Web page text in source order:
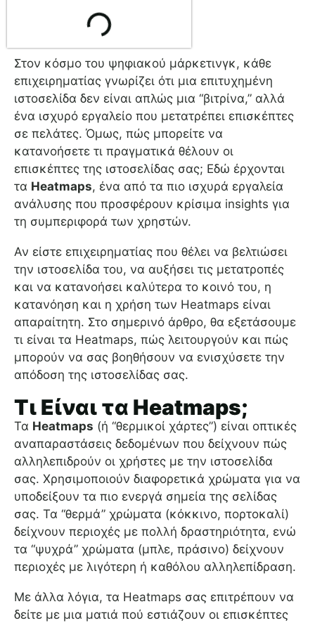
Στον κόσμο του ψηφιακού μάρκετινγκ, κάθε
επιχειρηματίας γνωρίζει ότι μια επιτυχημένη
ιστοσελίδα δεν είναι απλώς μια “βιτρίνα,” αλλά
ένα ισχυρό εργαλείο που μετατρέπει επισκέπτες
σε πελάτες. Όμως, πώς μπορείτε να
κατανοήσετε τι πραγματικά θέλουν οι
επισκέπτες της ιστοσελίδας σας; Εδώ έρχονται
τα Heatmaps, ένα από τα πιο ισχυρά εργαλεία
ανάλυσης που προσφέρουν κρίσιμα insights για
τη συμπεριφορά των χρηστών.
Αν είστε επιχειρηματίας που θέλει να βελτιώσει
την ιστοσελίδα του, να αυξήσει τις μετατροπές
και να κατανοήσει καλύτερα το κοινό του, η
κατανόηση και η χρήση των Heatmaps είναι
απαραίτητη. Στο σημερινό άρθρο, θα εξετάσουμε
τι είναι τα Heatmaps, πώς λειτουργούν και πώς
μπορούν να σας βοηθήσουν να ενισχύσετε την
απόδοση της ιστοσελίδας σας.
Τι Είναι τα Heatmaps;
Τα Heatmaps (ή “θερμικοί χάρτες”) είναι οπτικές
αναπαραστάσεις δεδομένων που δείχνουν πώς
αλληλεπιδρούν οι χρήστες με την ιστοσελίδα
σας. Χρησιμοποιούν διαφορετικά χρώματα για να
υποδείξουν τα πιο ενεργά σημεία της σελίδας
σας. Τα “θερμά” χρώματα (κόκκινο, πορτοκαλί)
δείχνουν περιοχές με πολλή δραστηριότητα, ενώ
τα “ψυχρά” χρώματα (μπλε, πράσινο) δείχνουν
περιοχές με λιγότερη ή καθόλου αλληλεπίδραση.
Με άλλα λόγια, τα Heatmaps σας επιτρέπουν να
δείτε με μια ματιά πού εστιάζουν οι επισκέπτες